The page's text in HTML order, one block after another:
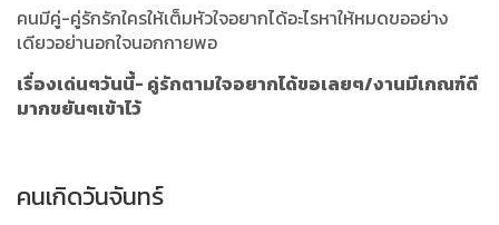
คนมีคู่-คู่รักรักใครให้เต็มหัวใจอยากได้อะไรหาให้หมดขออย่าง
เดียวอย่านอกใจนอกกายพอ
เรื่องเด่นๆวันนี้- คู่รักตามใจอยากได้ขอเลยๆ/งานมีเกณฑ์ดี
มากขยันๆเข้าไว้
คนเกิดวันจันทร์